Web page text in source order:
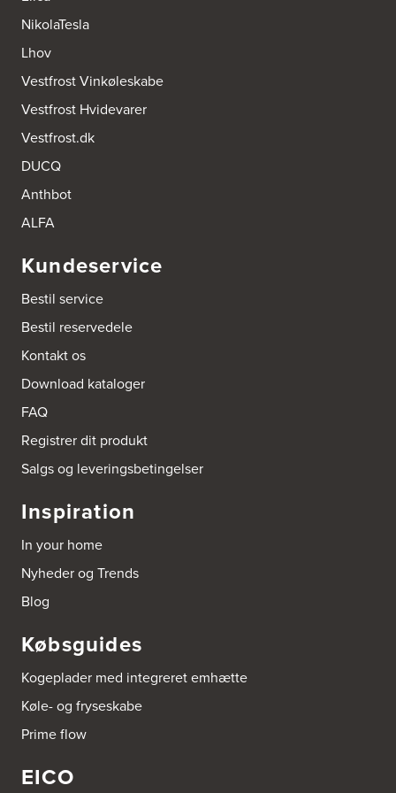
AUBO Køkken & Bad Østerbro
2100 København Ø
http://www.aubo.dk
Industrivej 8
5560 Aarup
Tel.: 70101005
https://hvidtogfrit.dk/forhandler/aktiv-hvidevareservice/
Amager Køkken bad & Garderobe
2770 Kastrup
http://www.amagerkoekken.dk/
Gutenbergvej 1
9510 Arden
Tel.:
http://www.el-salg.dk
Arnum El-service ApS
Vestergade 30
6510 Gram
http://www.el-salg.dk
Norgesvej 24C
Tel.: 73702533
http://www.aubo.dk
Aubo Køkken & Bad Helsingør
3000 Helsingør
NikolaTesla
Lhov
Vestfrost Vinkøleskabe
Vestfrost Hvidevarer
Vestfrost.dk
DUCQ
Anthbot
ALFA
Kundeservice
Bestil service
Bestil reservedele
Kontakt os
Download kataloger
FAQ
Registrer dit produkt
Salgs og leveringsbetingelser
Inspiration
In your home
Nyheder og Trends
Blog
Købsguides
Kogeplader med integreret emhætte
Køle- og fryseskabe
Prime flow
EICO